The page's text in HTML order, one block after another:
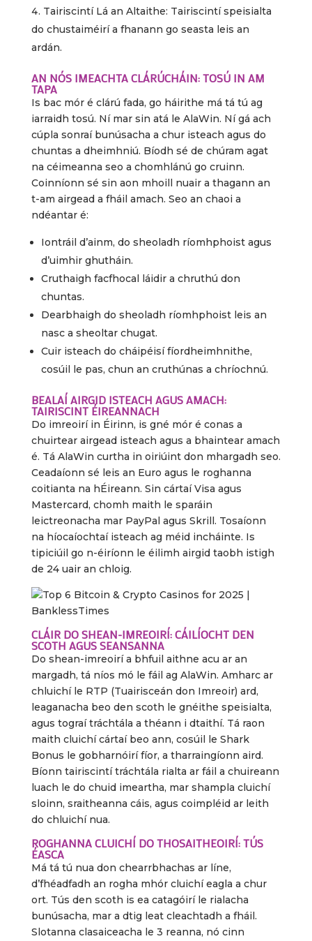
Tairiscintí Lá an Altaithe: Tairiscintí speisialta
do chustaiméirí a fhanann go seasta leis an
ardán.
AN NÓS IMEACHTA CLÁRÚCHÁIN: TOSÚ IN AM
TAPA
Is bac mór é clárú fada, go háirithe má tá tú ag
iarraidh tosú. Ní mar sin atá le AlaWin. Ní gá ach
cúpla sonraí bunúsacha a chur isteach agus do
chuntas a dheimhniú. Bíodh sé de chúram agat
na céimeanna seo a chomhlánú go cruinn.
Coinníonn sé sin aon mhoill nuair a thagann an
t-am airgead a fháil amach. Seo an chaoi a
ndéantar é:
Iontráil d’ainm, do sheoladh ríomhphoist agus
d’uimhir ghutháin.
Cruthaigh facfhocal láidir a chruthú don
chuntas.
Dearbhaigh do sheoladh ríomhphoist leis an
nasc a sheoltar chugat.
Cuir isteach do cháipéisí fíordheimhnithe,
cosúil le pas, chun an cruthúnas a chríochnú.
BEALAÍ AIRGID ISTEACH AGUS AMACH:
TAIRISCINT ÉIREANNACH
Do imreoirí in Éirinn, is gné mór é conas a
chuirtear airgead isteach agus a bhaintear amach
é. Tá AlaWin curtha in oiriúint don mhargadh seo.
Ceadaíonn sé leis an Euro agus le roghanna
coitianta na hÉireann. Sin cártaí Visa agus
Mastercard, chomh maith le sparáin
leictreonacha mar PayPal agus Skrill. Tosaíonn
na híocaíochtaí isteach ag méid incháinte. Is
tipiciúil go n-éiríonn le éilimh airgid taobh istigh
de 24 uair an chloig.
CLÁIR DO SHEAN-IMREOIRÍ: CÁILÍOCHT DEN
SCOTH AGUS SEANSANNA
Do shean-imreoirí a bhfuil aithne acu ar an
margadh, tá níos mó le fáil ag AlaWin. Amharc ar
chluichí le RTP (Tuairisceán don Imreoir) ard,
leaganacha beo den scoth le gnéithe speisialta,
agus tograí tráchtála a théann i dtaithí. Tá raon
maith cluichí cártaí beo ann, cosúil le Shark
Bonus le gobharnóirí fíor, a tharraingíonn aird.
Bíonn tairiscintí tráchtála rialta ar fáil a chuireann
luach le do chuid imeartha, mar shampla cluichí
sloinn, sraitheanna cáis, agus coimpléid ar leith
do chluichí nua.
ROGHANNA CLUICHÍ DO THOSAITHEOIRÍ: TÚS
ÉASCA
Má tá tú nua don chearrbhachas ar líne,
d’fhéadfadh an rogha mhór cluichí eagla a chur
ort. Tús den scoth is ea catagóirí le rialacha
bunúsacha, mar a dtig leat cleachtadh a fháil.
Slotanna clasaiceacha le 3 reanna, nó cinn